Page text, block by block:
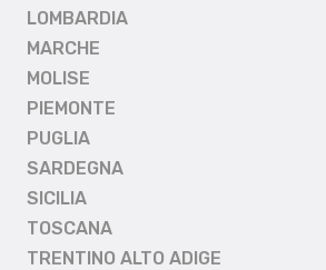
LOMBARDIA
MARCHE
MOLISE
PIEMONTE
PUGLIA
SARDEGNA
SICILIA
TOSCANA
TRENTINO ALTO ADIGE